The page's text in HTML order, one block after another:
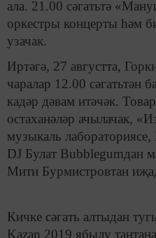
ала. 21.00 сәгатьтә
оркестры концерты һәм
узачак.
Иртәгә, 27 августта,
чаралар 12.00 сәгатьтән
кадәр дәвам итәчәк.
остаханәләр ачылачак,
музыкаль
DJ Булат Bubblegumдан
Мити Бурмистровтан
Кичке сәгать алтыдан
Kazan 2019 ябылу